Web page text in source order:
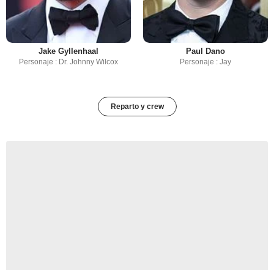
Jake Gyllenhaal
Personaje : Dr. Johnny Wilcox
Paul Dano
Personaje : Jay
Reparto y crew